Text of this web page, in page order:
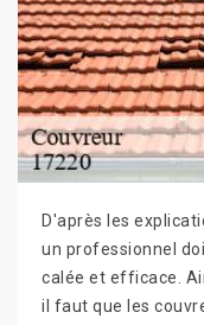
D'après les
un professionnel
calée et efficace.
il faut que les